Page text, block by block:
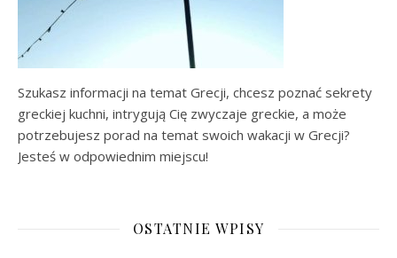
Szukasz informacji na temat Grecji, chcesz poznać sekrety
greckiej kuchni, intrygują Cię zwyczaje greckie, a może
potrzebujesz porad na temat swoich wakacji w Grecji?
Jesteś w odpowiednim miejscu!
OSTATNIE WPISY